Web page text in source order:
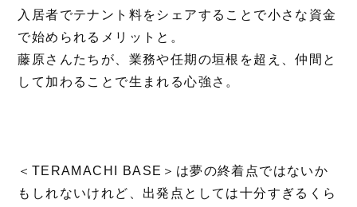
入居者でテナント料をシェアすることで小さな資金
で始められるメリットと。
藤原さんたちが、業務や任期の垣根を超え、仲間と
して加わることで生まれる心強さ。
＜TERAMACHI BASE＞は夢の終着点ではないか
もしれないけれど、出発点としては十分すぎるくら